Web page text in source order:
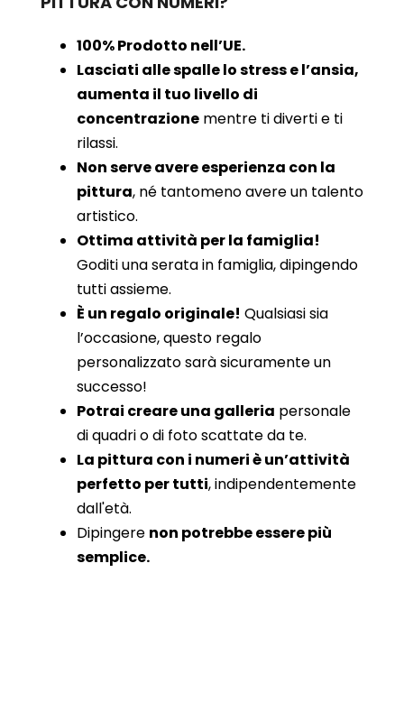
100% Prodotto nell’UE.
Lasciati alle spalle lo stress e l’ansia,
aumenta il tuo livello di
concentrazione mentre ti diverti e ti
rilassi.
Non serve avere esperienza con la
pittura, né tantomeno avere un talento
artistico.
Ottima attività per la famiglia!
Goditi una serata in famiglia, dipingendo
tutti assieme.
È un regalo originale! Qualsiasi sia
l’occasione, questo regalo
personalizzato sarà sicuramente un
successo!
Potrai creare una galleria personale
di quadri o di foto scattate da te.
La pittura con i numeri è un’attività
perfetto per tutti, indipendentemente
dall'età.
Dipingere non potrebbe essere più
semplice.